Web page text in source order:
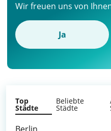
Wir freuen uns von
Ja
Top
Städte
Beliebte
Städte